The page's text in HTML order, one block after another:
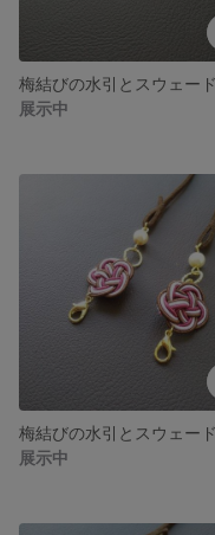
展示中
展示中